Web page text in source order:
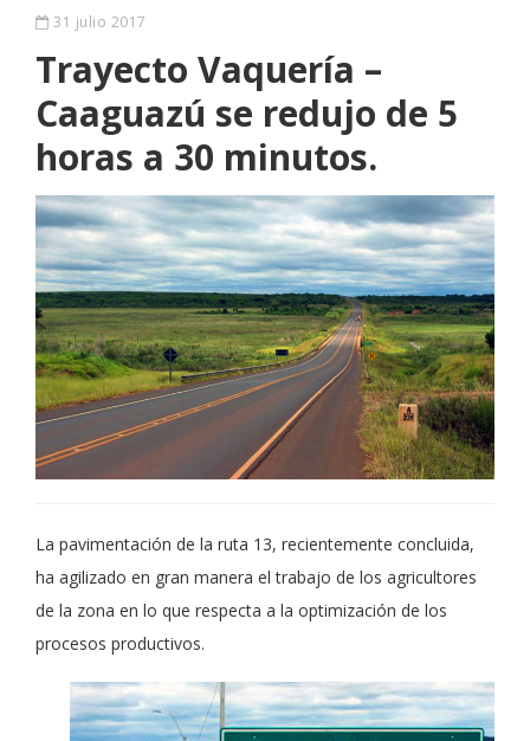
31 julio 2017
Trayecto Vaquería –
Caaguazú se redujo de 5
horas a 30 minutos.
La pavimentación de la ruta 13, recientemente concluida,
ha agilizado en gran manera el trabajo de los agricultores
de la zona en lo que respecta a la optimización de los
procesos productivos.